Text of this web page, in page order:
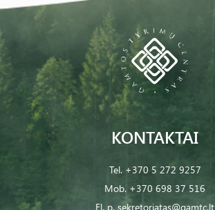
KONTAKTAI
Tel. +370 5 272 9257
Mob. +370 698 37 516
El. p. sekretoriatas@gamtc.lt